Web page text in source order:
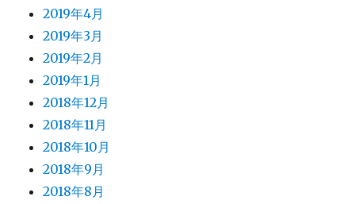
2019年4月
2019年3月
2019年2月
2019年1月
2018年12月
2018年11月
2018年10月
2018年9月
2018年8月